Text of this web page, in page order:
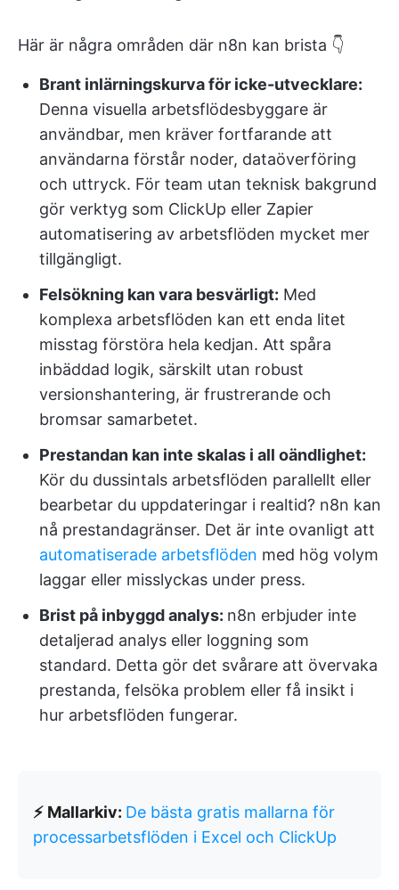
Här är några områden där n8n kan brista 👇
Brant inlärningskurva för icke-utvecklare:
Denna visuella arbetsflödesbyggare är
användbar, men kräver fortfarande att
användarna förstår noder, dataöverföring
och uttryck. För team utan teknisk bakgrund
gör verktyg som ClickUp eller Zapier
automatisering av arbetsflöden mycket mer
tillgängligt.
Felsökning kan vara besvärligt: Med
komplexa arbetsflöden kan ett enda litet
misstag förstöra hela kedjan. Att spåra
inbäddad logik, särskilt utan robust
versionshantering, är frustrerande och
bromsar samarbetet.
Prestandan kan inte skalas i all oändlighet:
Kör du dussintals arbetsflöden parallellt eller
bearbetar du uppdateringar i realtid? n8n kan
nå prestandagränser. Det är inte ovanligt att
automatiserade arbetsflöden med hög volym
laggar eller misslyckas under press.
Brist på inbyggd analys: n8n erbjuder inte
detaljerad analys eller loggning som
standard. Detta gör det svårare att övervaka
prestanda, felsöka problem eller få insikt i
hur arbetsflöden fungerar.
⚡ Mallarkiv: De bästa gratis mallarna för
processarbetsflöden i Excel och ClickUp